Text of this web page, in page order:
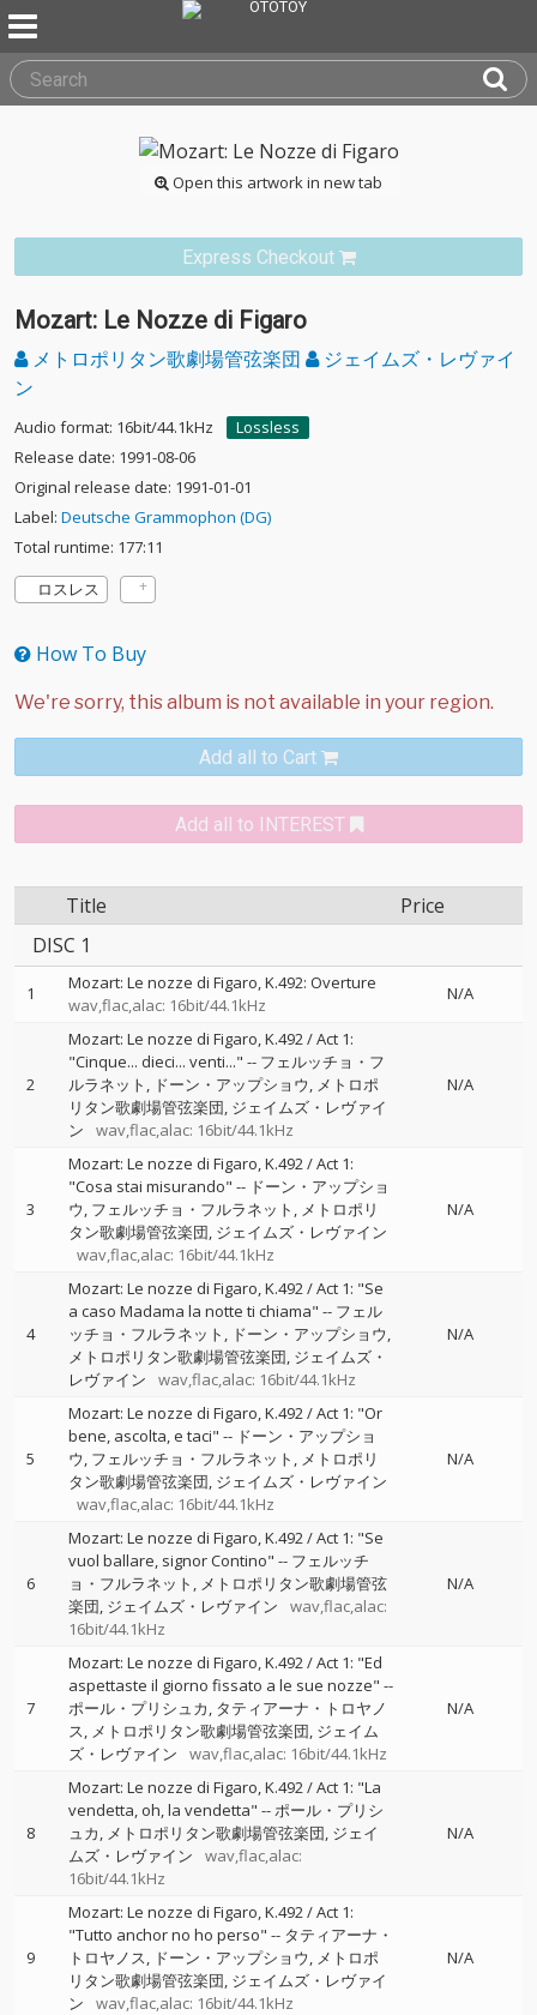
Open this artwork in new tab
Express Checkout
Mozart: Le Nozze di Figaro
メトロポリタン歌劇場管弦楽団
ジェイムズ・レヴァイ
ン
Audio format: 16bit/44.1kHz
Lossless
Release date: 1991-08-06
Original release date: 1991-01-01
Label: Deutsche Grammophon (DG)
Total runtime: 177:11
ロスレス
How To Buy
Add all to Cart
Add all to INTEREST
Title
Price
DISC 1
1
Mozart: Le nozze di Figaro, K.492: Overture
wav,flac,alac: 16bit/44.1kHz
N/A
2
Mozart: Le nozze di Figaro, K.492 / Act 1:
"Cinque... dieci... venti..." -- フェルッチョ・フ
ルラネット
ドーン・アップショウ メトロポ
リタン歌劇場管弦楽団 ジェイムズ・レヴァイ
ン
wav,flac,alac: 16bit/44.1kHz
N/A
3
Mozart: Le nozze di Figaro, K.492 / Act 1:
"Cosa stai misurando" -- ドーン・アップショ
ウ フェルッチョ・フルラネット
メトロポリ
タン歌劇場管弦楽団 ジェイムズ・レヴァイン
wav,flac,alac: 16bit/44.1kHz
N/A
4
Mozart: Le nozze di Figaro, K.492 / Act 1: "Se
a caso Madama la notte ti chiama" -- フェル
ッチョ・フルラネット
ドーン・アップショウ
メトロポリタン歌劇場管弦楽団 ジェイムズ・
レヴァイン
wav,flac,alac: 16bit/44.1kHz
N/A
5
Mozart: Le nozze di Figaro, K.492 / Act 1: "Or
bene, ascolta, e taci" -- ドーン・アップショ
ウ フェルッチョ・フルラネット
メトロポリ
タン歌劇場管弦楽団 ジェイムズ・レヴァイン
wav,flac,alac: 16bit/44.1kHz
N/A
6
Mozart: Le nozze di Figaro, K.492 / Act 1: "Se
vuol ballare, signor Contino" -- フェルッチ
ョ・フルラネット
メトロポリタン歌劇場管弦
楽団 ジェイムズ・レヴァイン
wav,flac,alac:
16bit/44.1kHz
N/A
7
Mozart: Le nozze di Figaro, K.492 / Act 1: "Ed
aspettaste il giorno fissato a le sue nozze" --
ポール・プリシュカ タティアーナ・トロヤノ
ス メトロポリタン歌劇場管弦楽団 ジェイム
ズ・レヴァイン
wav,flac,alac: 16bit/44.1kHz
N/A
8
Mozart: Le nozze di Figaro, K.492 / Act 1: "La
vendetta, oh, la vendetta" --ポール・プリシ
ュカ メトロポリタン歌劇場管弦楽団 ジェイ
ムズ・レヴァイン
wav,flac,alac:
16bit/44.1kHz
N/A
9
Mozart: Le nozze di Figaro, K.492 / Act 1:
"Tutto anchor no ho perso" -- タティアーナ・
トロヤノス
ドーン・アップショウ メトロポ
リタン歌劇場管弦楽団 ジェイムズ・レヴァイ
ン
wav,flac,alac: 16bit/44.1kHz
N/A